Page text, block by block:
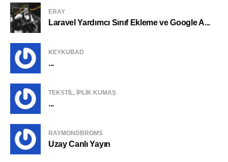
ERAY
Laravel Yardımcı Sınıf Ekleme ve Google A...
KEYKUBAD
...
TEKSTIL, IPLIK KUMAŞ
...
RAYMONDBROMS
Uzay Canlı Yayın